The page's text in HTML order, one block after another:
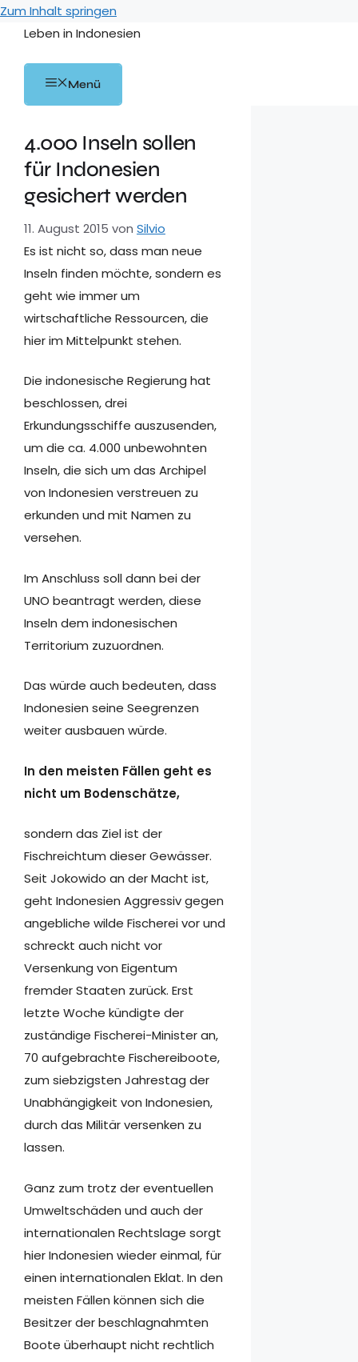
Zum Inhalt springen
Leben in Indonesien
Menü
4.000 Inseln sollen
für Indonesien
gesichert werden
11. August 2015 von Silvio
Es ist nicht so, dass man neue
Inseln finden möchte, sondern es
geht wie immer um
wirtschaftliche Ressourcen, die
hier im Mittelpunkt stehen.
Die indonesische Regierung hat
beschlossen, drei
Erkundungsschiffe auszusenden,
um die ca. 4.000 unbewohnten
Inseln, die sich um das Archipel
von Indonesien verstreuen zu
erkunden und mit Namen zu
versehen.
Im Anschluss soll dann bei der
UNO beantragt werden, diese
Inseln dem indonesischen
Territorium zuzuordnen.
Das würde auch bedeuten, dass
Indonesien seine Seegrenzen
weiter ausbauen würde.
In den meisten Fällen geht es
nicht um Bodenschätze,
sondern das Ziel ist der
Fischreichtum dieser Gewässer.
Seit Jokowido an der Macht ist,
geht Indonesien Aggressiv gegen
angebliche wilde Fischerei vor und
schreckt auch nicht vor
Versenkung von Eigentum
fremder Staaten zurück. Erst
letzte Woche kündigte der
zuständige Fischerei-Minister an,
70 aufgebrachte Fischereiboote,
zum siebzigsten Jahrestag der
Unabhängigkeit von Indonesien,
durch das Militär versenken zu
lassen.
Ganz zum trotz der eventuellen
Umweltschäden und auch der
internationalen Rechtslage sorgt
hier Indonesien wieder einmal, für
einen internationalen Eklat. In den
meisten Fällen können sich die
Besitzer der beschlagnahmten
Boote überhaupt nicht rechtlich